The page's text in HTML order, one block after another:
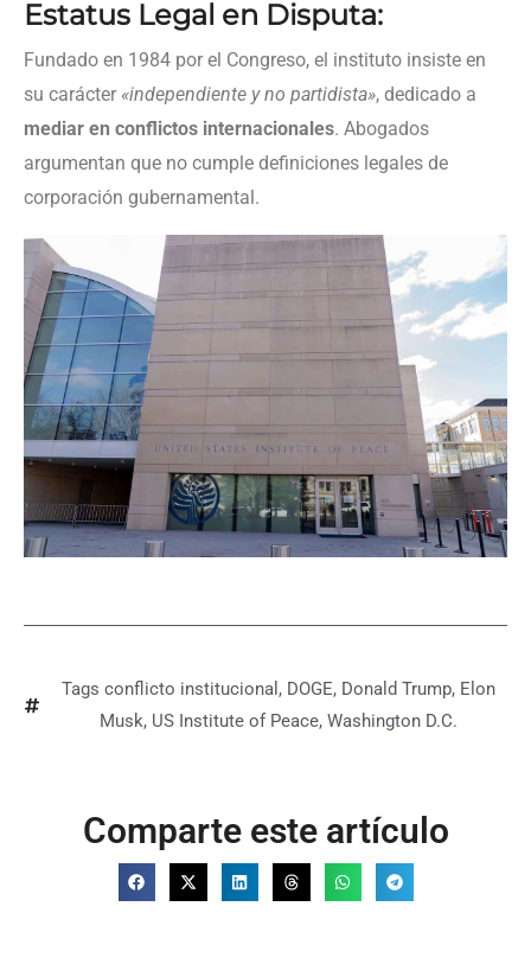
Estatus Legal en Disputa:
Fundado en 1984 por el Congreso, el instituto insiste en
su carácter «independiente y no partidista», dedicado a
mediar en conflictos internacionales. Abogados
argumentan que no cumple definiciones legales de
corporación gubernamental.
Tags conflicto institucional , DOGE, Donald Trump, Elon
Musk, US Institute of Peace, Washington D.C.
Comparte este artículo